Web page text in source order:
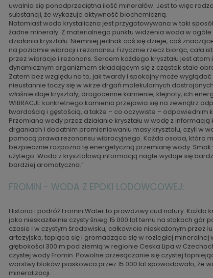
uwalnia się ponadprzeciętna ilość minerałów. Jest to więc
substancji, że wykazuje aktywność biochemiczną.
Natomiast woda krystaliczna jest przygotowywana w taki
żadne minerały. Z materialnego punktu widzenia woda w
działania kryształu. Niemniej jednak coś się dzieje, coś
na poziomie wibracji i rezonansu. Fizycznie rzecz biorąc, cała
przez wibracje i rezonans. Sercem każdego kryształu jest atom
dynamicznym organizmem składającym się z cząstek stale
Zatem bez względu na to, jak twardy i spokojny może wyglądać
nieustannie toczy się w wirze drgań molekularnych
właśnie daje kryształy, drogocenne kamienie, klejnoty, ich
WIBRACJE konkretnego kamienia przejawia się na zewnątrz
twardością i gęstością, a także – co oczywiste – odpowiednim
Przemiana wody przez działanie kryształu w wodę z
drganiach i dodatnim promieniowaniu masy kryształu, czyli w
pomocą prawa rezonansu wibracyjnego. Każda osoba, która
bezpiecznie rozpozna tę energetyczną przemianę wody.
użytego. Woda z kryształową informacją nagle wydaje się
bardziej aromatyczna.”
FROMIN - WODA Z EPOKI LODOWCOWEJ:
Historia i podróż Fromin Water to prawdziwy cud natury. Każda
jako nieskazitelnie czysty śnieg 15 000 lat temu na stokach gór
czasie i w czystym środowisku, całkowicie nieskażonym przez
artezyjska, topiąca się i gromadząca się w rozległej
głębokości 300 m pod ziemią w regionie Ceska Lipa w
czystej wody Fromin. Powolne przesączanie się czystej
warstwy bloków piaskowca przez 15 000 lat spowodowało, że
mineralizacji.